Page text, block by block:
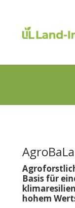
AgroBaLa
Basis für
hohem